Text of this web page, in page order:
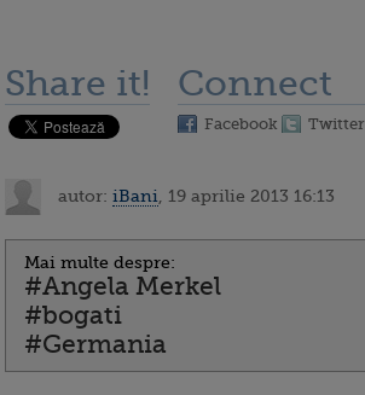
Share it! Connect
Facebook Twitter
autor: iBani , 19 aprilie 2013 16:13
Mai multe despre:
#Angela Merkel
#bogati
#Germania